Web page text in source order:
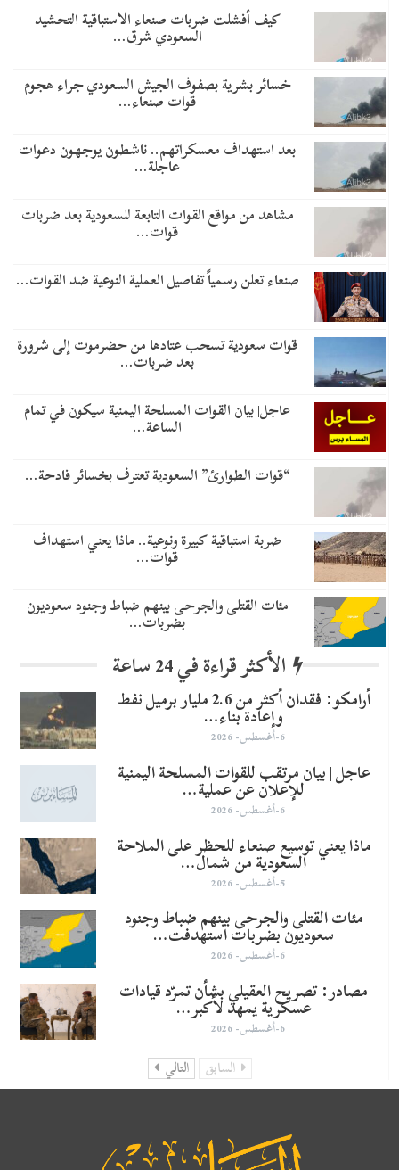
​كيف أفشلت ضربات صنعاء الاستباقية التحشيد
السعودي شرق…
خسائر بشرية بصفوف الجيش السعودي جراء هجوم
قوات صنعاء…
بعد استهداف معسكراتهم.. ناشطون يوجهون دعوات
عاجلة…
مشاهد من مواقع القوات التابعة للسعودية بعد ضربات
قوات…
صنعاء تعلن رسمياً تفاصيل العملية النوعية ضد القوات…
قوات سعودية تسحب عتادها من حضرموت إلى شرورة
بعد ضربات…
عاجل| بيان القوات المسلحة اليمنية سيكون في تمام
الساعة…
“قوات الطوارئ” السعودية تعترف بخسائر فادحة…
ضربة استباقية كبيرة ونوعية.. ماذا يعني استهداف
قوات…
مئات القتلى والجرحى بينهم ضباط وجنود سعوديون
بضربات…
الأكثر قراءة في 24 ساعة
أرامكو: فقدان أكثر من 2.6 مليار برميل نفط
وإعادة بناء…
6-أغسطس- 2026
عاجل | بيان مرتقب للقوات المسلحة اليمنية
للإعلان عن عملية…
6-أغسطس- 2026
ماذا يعني توسيع صنعاء للحظر على الملاحة
السعودية من شمال…
5-أغسطس- 2026
مئات القتلى والجرحى بينهم ضباط وجنود
سعوديون بضربات استهدفت…
6-أغسطس- 2026
مصادر: تصريح العقيلي بشأن تمرّد قيادات
عسكرية يمهد لأكبر…
6-أغسطس- 2026
السابق التالي